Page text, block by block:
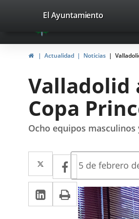
Portal
Web
del
Valladolid
valladolid.es
El Ayuntamiento
HomeActualidad Noticias
Valladolid
Copa
Ocho equipos
Twitter
Enlace
a
una
aplicación
Facebook
Enlace
a
una
aplicación
Linkedin
Enlace
a
Print
Fecha
la
noticia
5 de febrero